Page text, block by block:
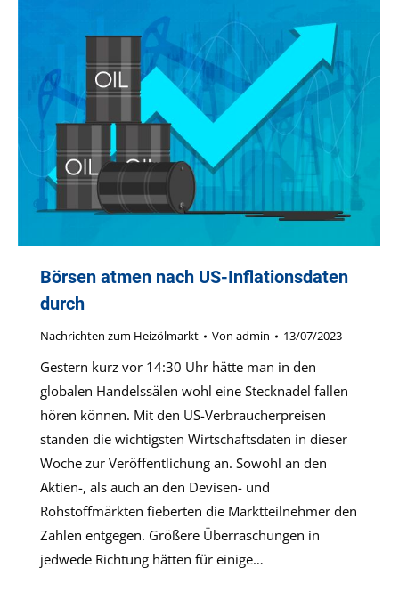
Börsen atmen nach US-Inflationsdaten
durch
Nachrichten zum Heizölmarkt Von admin 13/07/2023
Gestern kurz vor 14:30 Uhr hätte man in den
globalen Handelssälen wohl eine Stecknadel fallen
hören können. Mit den US-Verbraucherpreisen
standen die wichtigsten Wirtschaftsdaten in dieser
Woche zur Veröffentlichung an. Sowohl an den
Aktien-, als auch an den Devisen- und
Rohstoffmärkten fieberten die Marktteilnehmer den
Zahlen entgegen. Größere Überraschungen in
jedwede Richtung hätten für einige…